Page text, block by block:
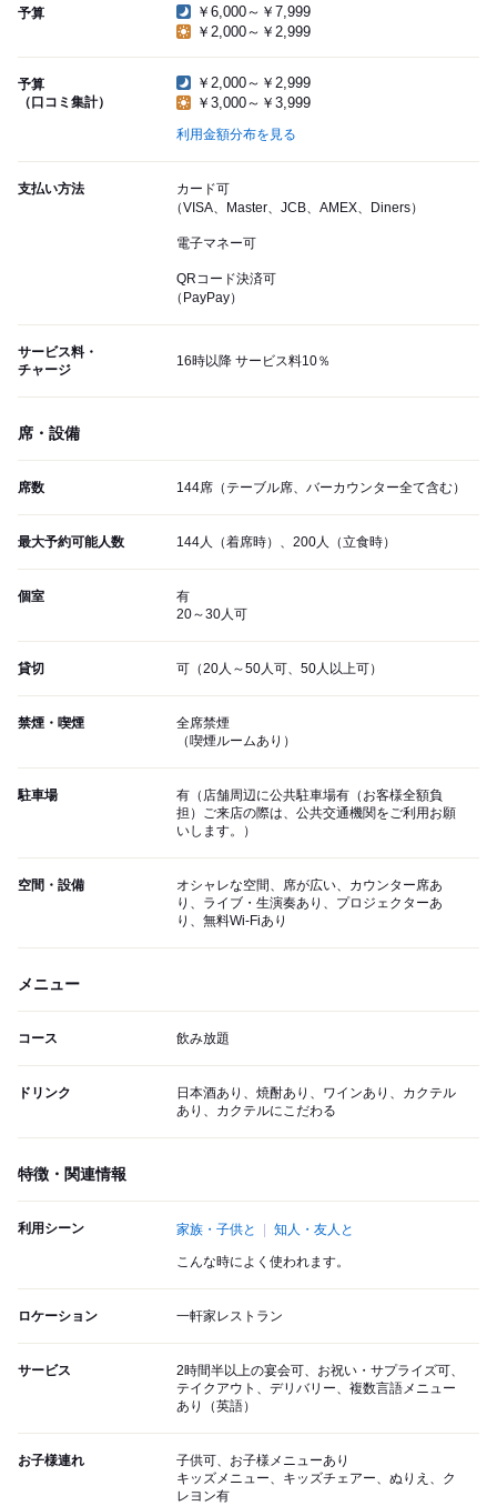
予算
￥6,000～￥7,999
￥2,000～￥2,999
予算
（口コミ集計）
￥2,000～￥2,999
￥3,000～￥3,999
利用金額分布を見る
支払い方法
カード可
（VISA、Master、JCB、AMEX、Diners）
電子マネー可
QRコード決済可
（PayPay）
サービス料・
チャージ
16時以降 サービス料10％
席・設備
席数 144席（テーブル席、バーカウンター全て含む）
最大予約可能人数 144人（着席時）、200人（立食時）
個室
有
20～30人可
貸切 可（20人～50人可、50人以上可）
禁煙・喫煙
全席禁煙
（喫煙ルームあり）
駐車場
有（店舗周辺に公共駐車場有（お客様全額負
担）ご来店の際は、公共交通機関をご利用お願
いします。）
空間・設備
オシャレな空間、席が広い、カウンター席あ
り、ライブ・生演奏あり、プロジェクターあ
り、無料Wi-Fiあり
メニュー
コース 飲み放題
ドリンク
日本酒あり、焼酎あり、ワインあり、カクテル
あり、カクテルにこだわる
特徴・関連情報
利用シーン 家族・子供と 知人・友人と
こんな時によく使われます。
ロケーション 一軒家レストラン
サービス
2時間半以上の宴会可、お祝い・サプライズ可、
テイクアウト、デリバリー、複数言語メニュー
あり（英語）
お子様連れ
子供可、お子様メニューあり
キッズメニュー、キッズチェアー、ぬりえ、ク
レヨン有